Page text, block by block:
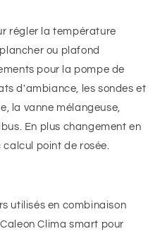
régler la température
ou plafond
pour la pompe de
d'ambiance, les sondes et
la vanne mélangeuse,
En plus changement en
point de rosée.
utilisés en combinaison
Clima smart pour